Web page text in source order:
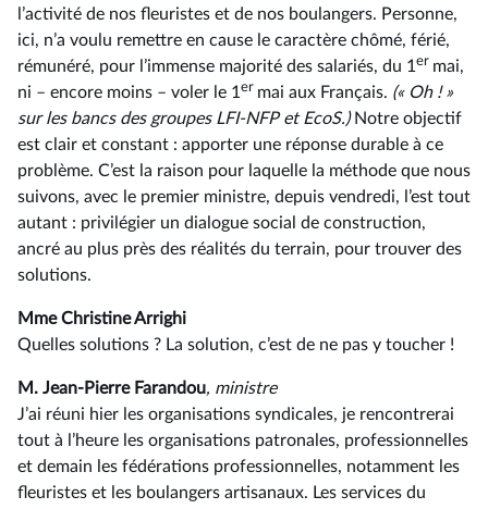
l’activité de nos fleuristes et de nos boulangers. Personne,
ici, n’a voulu remettre en cause le caractère chômé, férié,
rémunéré, pour l’immense majorité des salariés, du 1 er mai,
ni –⁠ encore moins – voler le 1 er mai aux Français. (« Oh ! »
sur les bancs des groupes LFI-NFP et EcoS.)Notre objectif
est clair et constant : apporter une réponse durable à ce
problème. C’est la raison pour laquelle la méthode que nous
suivons, avec le premier ministre, depuis vendredi, l’est tout
autant : privilégier un dialogue social de construction,
ancré au plus près des réalités du terrain, pour trouver des
solutions.
Mme Christine Arrighi
Quelles solutions ? La solution, c’est de ne pas y toucher !
M. Jean-Pierre Farandou, ministre
J’ai réuni hier les organisations syndicales, je rencontrerai
tout à l’heure les organisations patronales, professionnelles
et demain les fédérations professionnelles, notamment les
fleuristes et les boulangers artisanaux. Les services du